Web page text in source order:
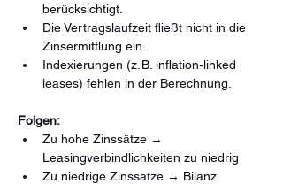
berücksichtigt.
Die Vertragslaufzeit fließt nicht in die
Zinsermittlung ein.
Indexierungen (z. B. inflation‑linked
leases) fehlen in der Berechnung.
Folgen:
Zu hohe Zinssätze →
Leasingverbindlichkeiten zu niedrig
Zu niedrige Zinssätze → Bilanz